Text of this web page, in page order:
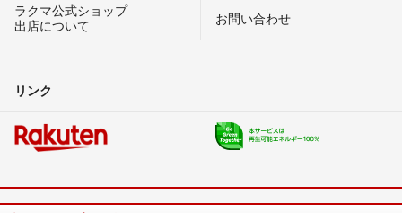
ラクマ公式ショップ
出店について
お問い合わせ
リンク